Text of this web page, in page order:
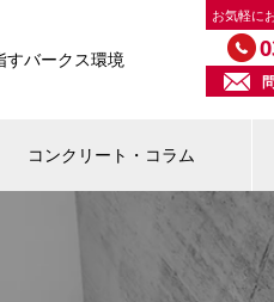
すバークス環境
お気軽に
コンクリート・コラム